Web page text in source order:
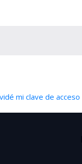
mi clave de acceso